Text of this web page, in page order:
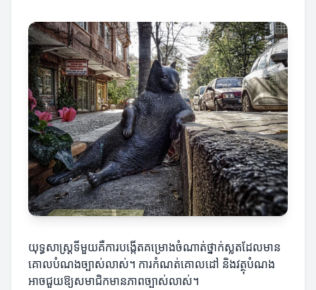
យុទ្ធសាស្ត្រទីមួយគឺការបង្កើតគម្រោងចំណាត់ថ្នាក់ស្លតដែលមាន
គោលបំណងច្បាស់លាស់។ ការកំណត់គោលដៅ និងវត្ថុបំណង
អាចជួយឱ្យសមាជិកមានភាពច្បាស់លាស់។